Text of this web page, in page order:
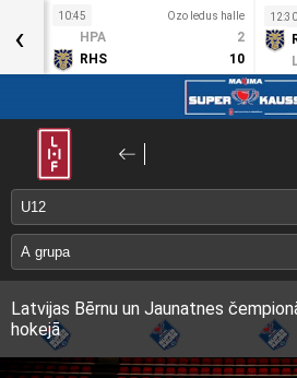
Mai
10:45 Ozo ledus halle
HPA
2
RHS
10
12:30
‹
Latvijas Bērnu un Jaunatnes
hokejā